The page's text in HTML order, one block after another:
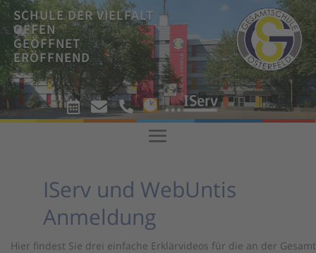
SCHULE DER VIELFALT
OFFEN
GEÖFFNET
ERÖFFNEND
   ! !
IServ und WebUntis
Anmeldung
Hier findest Sie drei einfache Erklärvideos für die an der